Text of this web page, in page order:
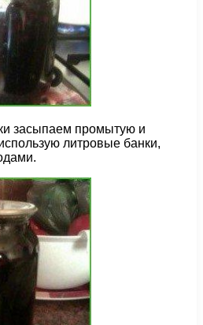
засыпаем промытую и
литровые банки,